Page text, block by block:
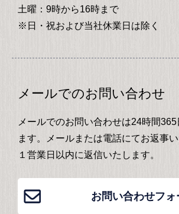
土曜：9時から16時まで
※日・祝および当社休業日は除く
メールでのお問い合わせ
メールでのお問い合わせは24時間
ます。メールまたは電話にてお返事
１営業日以内に返信いたします。
お問い合わせフォ